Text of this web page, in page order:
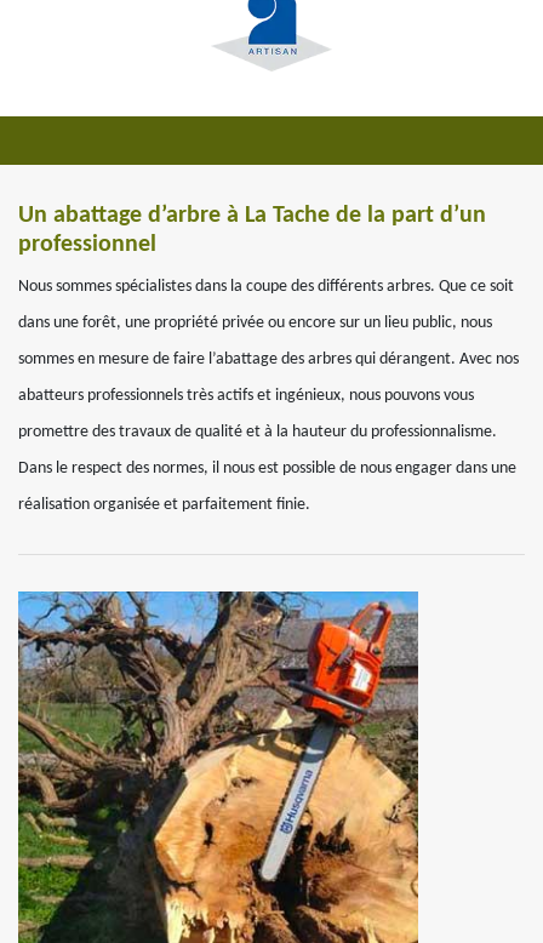
Un abattage d’arbre à La Tache de la part d’un
professionnel
Nous sommes spécialistes dans la coupe des différents arbres. Que ce soit
dans une forêt, une propriété privée ou encore sur un lieu public, nous
sommes en mesure de faire l’abattage des arbres qui dérangent. Avec nos
abatteurs professionnels très actifs et ingénieux, nous pouvons vous
promettre des travaux de qualité et à la hauteur du professionnalisme.
Dans le respect des normes, il nous est possible de nous engager dans une
réalisation organisée et parfaitement finie.